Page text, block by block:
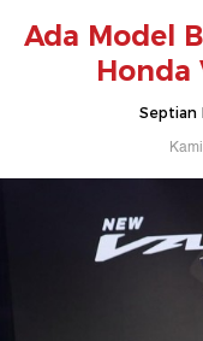
Ada Model
Honda
Septian